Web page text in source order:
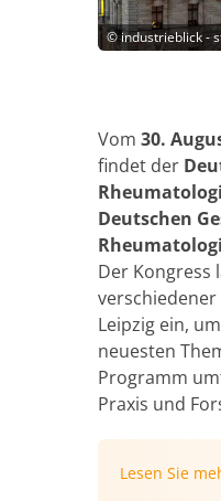
©industrieblick -
Vom 30.
findet der
Deutschen
Der Kongress
Leipzig ein,
neuesten
Programm
Praxis und
Lesen Sie